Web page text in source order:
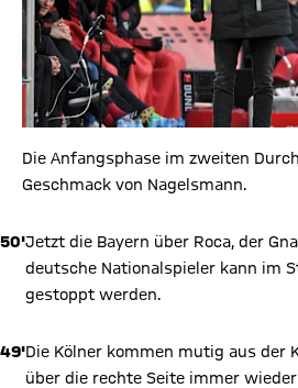
Die Anfangsphase im zweiten
Geschmack von Nagelsmann.
50'Jetzt die Bayern über Roca, der
deutsche Nationalspieler kann im
gestoppt werden.
49'Die Kölner kommen mutig aus der
über die rechte Seite immer